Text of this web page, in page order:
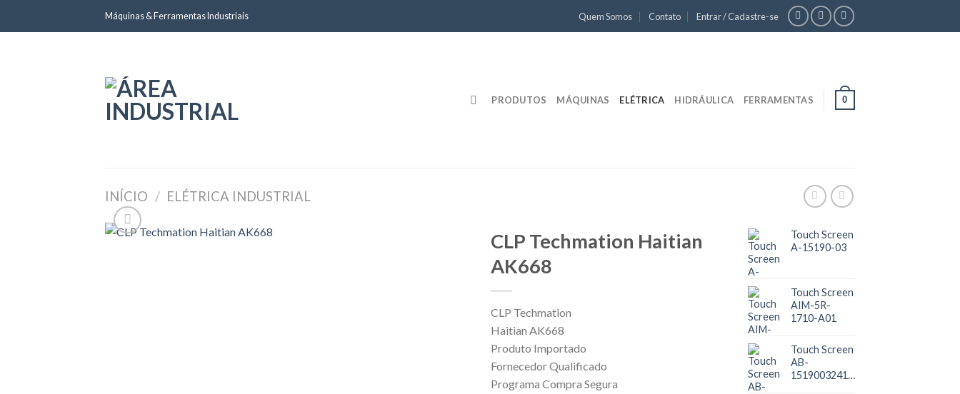
Máquinas & Ferramentas Industriais Quem Somos Contato Entrar / Cadastre-se
PRODUTOS MÁQUINAS ELÉTRICA HIDRÁULICA FERRAMENTAS 0
INÍCIO / ELÉTRICA INDUSTRIAL
CLP Techmation Haitian
AK668
CLP Techmation
Haitian AK668
Produto Importado
Fornecedor Qualificado
Programa Compra Segura
Touch Screen
A-15190-03
Touch Screen
AIM-5R-
1710-A01
Touch Screen
AB-
1519003241218123001